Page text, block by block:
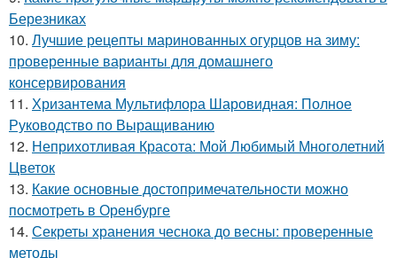
Березниках
10. Лучшие рецепты маринованных огурцов на зиму:
проверенные варианты для домашнего
консервирования
11. Хризантема Мультифлора Шаровидная: Полное
Руководство по Выращиванию
12. Неприхотливая Красота: Мой Любимый Многолетний
Цветок
13. Какие основные достопримечательности можно
посмотреть в Оренбурге
14. Секреты хранения чеснока до весны: проверенные
методы